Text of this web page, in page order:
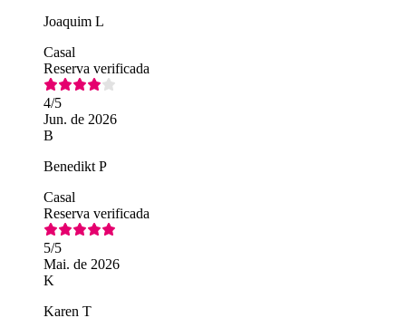
Joaquim L
Casal
Reserva verificada
4/5
Jun. de 2026
B
Benedikt P
Casal
Reserva verificada
5/5
Mai. de 2026
K
Karen T